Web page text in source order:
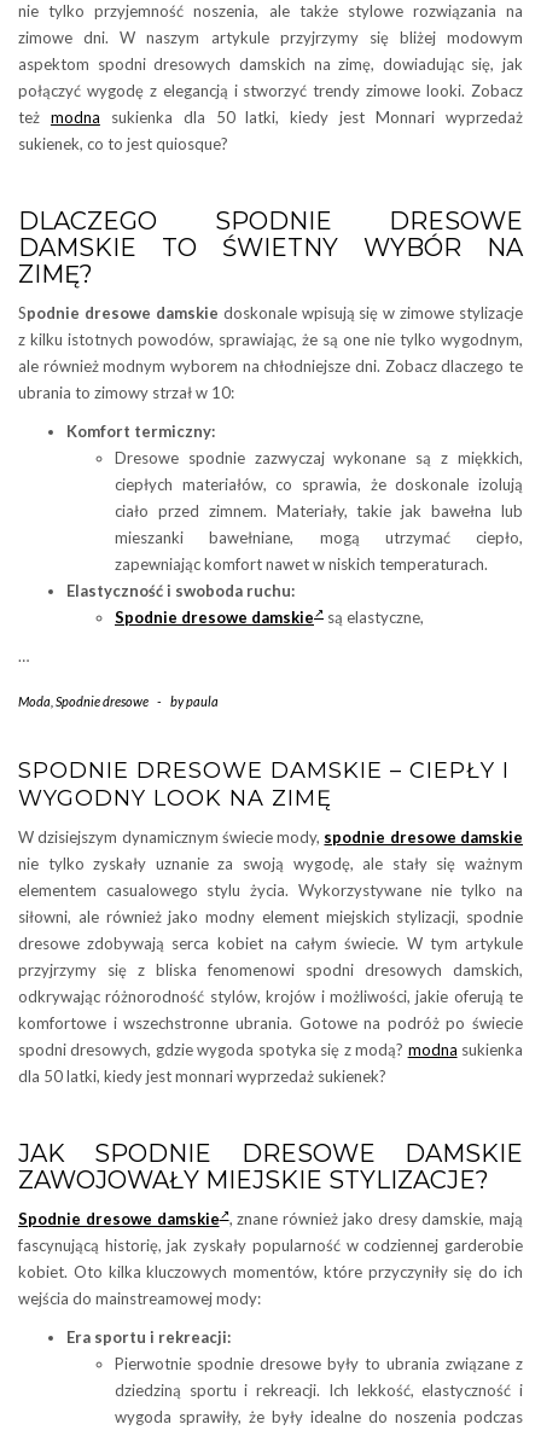
nie tylko przyjemność noszenia, ale także stylowe rozwiązania na
zimowe dni. W naszym artykule przyjrzymy się bliżej modowym
aspektom spodni dresowych damskich na zimę, dowiadując się, jak
połączyć wygodę z elegancją i stworzyć trendy zimowe looki. Zobacz
też modna sukienka dla 50 latki, kiedy jest Monnari wyprzedaż
sukienek, co to jest quiosque?
DLACZEGO SPODNIE DRESOWE
DAMSKIE TO ŚWIETNY WYBÓR NA
ZIMĘ?
Spodnie dresowe damskie doskonale wpisują się w zimowe stylizacje
z kilku istotnych powodów, sprawiając, że są one nie tylko wygodnym,
ale również modnym wyborem na chłodniejsze dni. Zobacz dlaczego te
ubrania to zimowy strzał w 10:
Komfort termiczny:
Dresowe spodnie zazwyczaj wykonane są z miękkich,
ciepłych materiałów, co sprawia, że doskonale izolują
ciało przed zimnem. Materiały, takie jak bawełna lub
mieszanki bawełniane, mogą utrzymać ciepło,
zapewniając komfort nawet w niskich temperaturach.
Elastyczność i swoboda ruchu:
Spodnie dresowe damskie
są elastyczne,
…
Moda Spodnie dresowe - bypaula
SPODNIE DRESOWE DAMSKIE – CIEPŁY I
WYGODNY LOOK NA ZIMĘ
W dzisiejszym dynamicznym świecie mody, spodnie dresowe damskie
nie tylko zyskały uznanie za swoją wygodę, ale stały się ważnym
elementem casualowego stylu życia. Wykorzystywane nie tylko na
siłowni, ale również jako modny element miejskich stylizacji, spodnie
dresowe zdobywają serca kobiet na całym świecie. W tym artykule
przyjrzymy się z bliska fenomenowi spodni dresowych damskich,
odkrywając różnorodność stylów, krojów i możliwości, jakie oferują te
komfortowe i wszechstronne ubrania. Gotowe na podróż po świecie
spodni dresowych, gdzie wygoda spotyka się z modą? modna sukienka
dla 50 latki, kiedy jest monnari wyprzedaż sukienek?
JAK SPODNIE DRESOWE DAMSKIE
ZAWOJOWAŁY MIEJSKIE STYLIZACJE?
Spodnie dresowe damskie , znane również jako dresy damskie, mają
fascynującą historię, jak zyskały popularność w codziennej garderobie
kobiet. Oto kilka kluczowych momentów, które przyczyniły się do ich
wejścia do mainstreamowej mody:
Era sportu i rekreacji:
Pierwotnie spodnie dresowe były to ubrania związane z
dziedziną sportu i rekreacji. Ich lekkość, elastyczność i
wygoda sprawiły, że były idealne do noszenia podczas